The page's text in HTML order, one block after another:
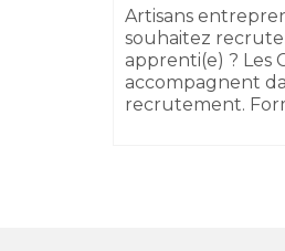
Artisans
souhaitez
apprenti(e) ? Les
accompagnent
recrutement.